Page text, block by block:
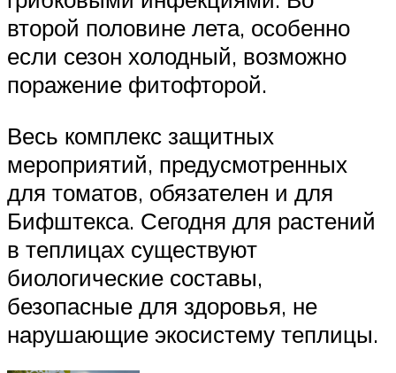
второй половине лета, особенно
если сезон холодный, возможно
поражение фитофторой.
Весь комплекс защитных
мероприятий, предусмотренных
для томатов, обязателен и для
Бифштекса. Сегодня для растений
в теплицах существуют
биологические составы,
безопасные для здоровья, не
нарушающие экосистему теплицы.